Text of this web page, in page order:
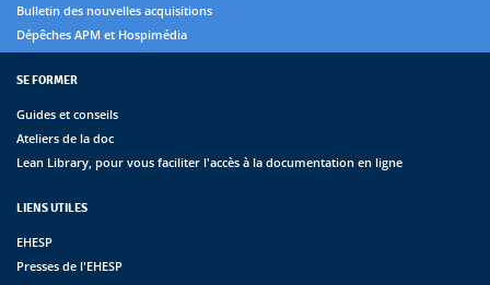
Bulletin des nouvelles acquisitions
Dépêches APM et Hospimédia
SE FORMER
Guides et conseils
Ateliers de la doc
Lean Library, pour vous faciliter l'accès à la documentation en ligne
LIENS UTILES
EHESP
Presses de l'EHESP